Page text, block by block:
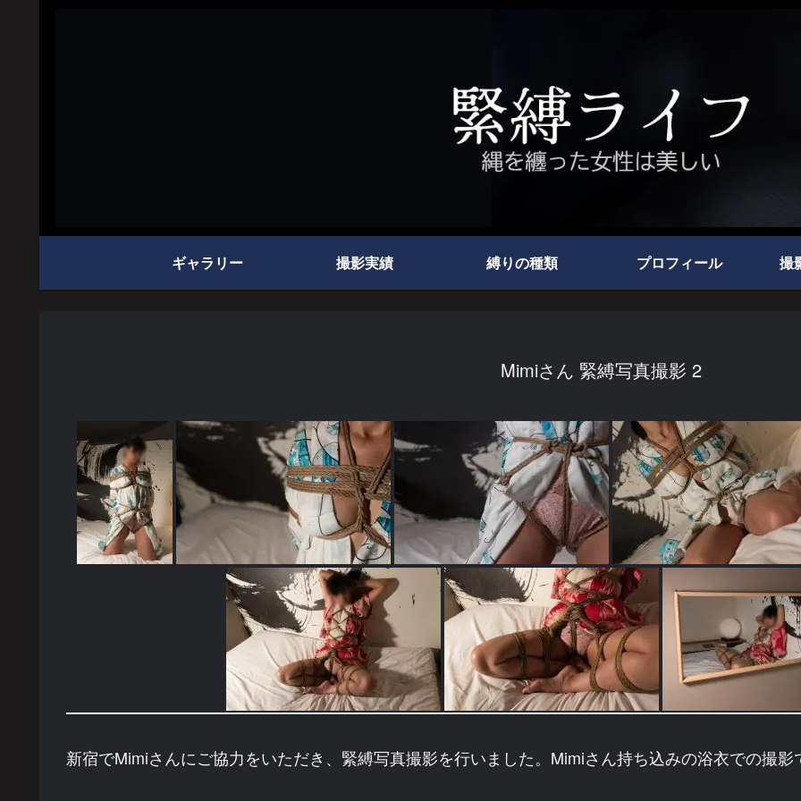
ギャラリー 撮影実績 縛りの種類 プロフィール 撮
Mimiさん 緊縛写真撮影 2
新宿でMimiさんにご協力をいただき、緊縛写真撮影を行いました。Mimiさん持ち込みの浴衣での撮影